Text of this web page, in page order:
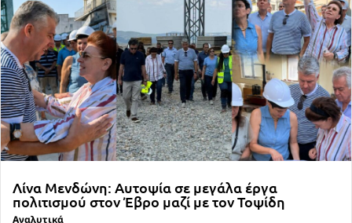
Λίνα Μενδώνη: Αυτοψία σε μεγάλα έργα
πολιτισμού στον Έβρο μαζί με τον Τοψίδη
Αναλυτικά